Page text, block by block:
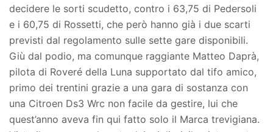
decidere le sorti scudetto, contro i 63,75 di Pedersoli
e i 60,75 di Rossetti, che però hanno già i due scarti
previsti dal regolamento sulle sette gare disponibili.
Giù dal podio, ma comunque raggiante Matteo Daprà,
pilota di Roveré della Luna supportato dal tifo amico,
primo dei trentini grazie a una gara di sostanza con
una Citroen Ds3 Wrc non facile da gestire, lui che
quest’anno aveva fin qui fatto solo il Marca trevigiana.